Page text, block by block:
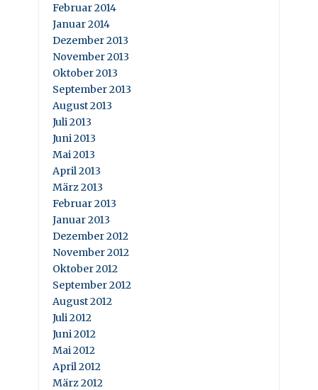
Februar 2014
Januar 2014
Dezember 2013
November 2013
Oktober 2013
September 2013
August 2013
Juli 2013
Juni 2013
Mai 2013
April 2013
März 2013
Februar 2013
Januar 2013
Dezember 2012
November 2012
Oktober 2012
September 2012
August 2012
Juli 2012
Juni 2012
Mai 2012
April 2012
März 2012